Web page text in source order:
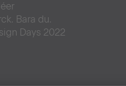
Bara du.
Days 2022